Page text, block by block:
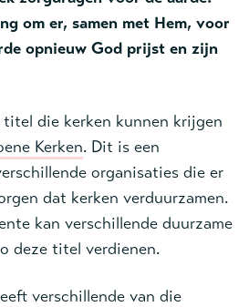
om er, samen met Hem, voor
opnieuw God prijst en zijn
titel die kerken kunnen krijgen
Kerken. Dit is een
organisaties die er
dat kerken verduurzamen.
kan verschillende duurzame
deze titel verdienen.
verschillende van die